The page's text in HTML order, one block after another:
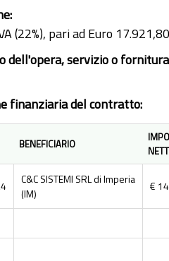
(22%), pari ad Euro
dell'opera, servizio o
finanziaria del contratto:
BENEFICIARIO
C&C SISTEMI SRL di Imperia
(IM)
€